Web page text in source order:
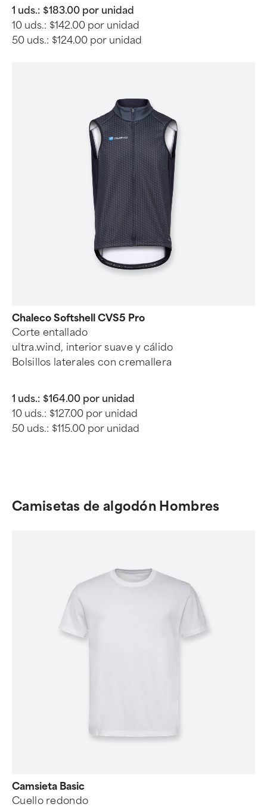
1 uds.: $183.00 por unidad
10 uds.: $142.00 por unidad
50 uds.: $124.00 por unidad
Chaleco Softshell CVS5 Pro
Corte entallado
ultra.wind, interior suave y cálido
Bolsillos laterales con cremallera
1 uds.: $164.00 por unidad
10 uds.: $127.00 por unidad
50 uds.: $115.00 por unidad
Camisetas de algodón Hombres
Camsieta Basic
Cuello redondo